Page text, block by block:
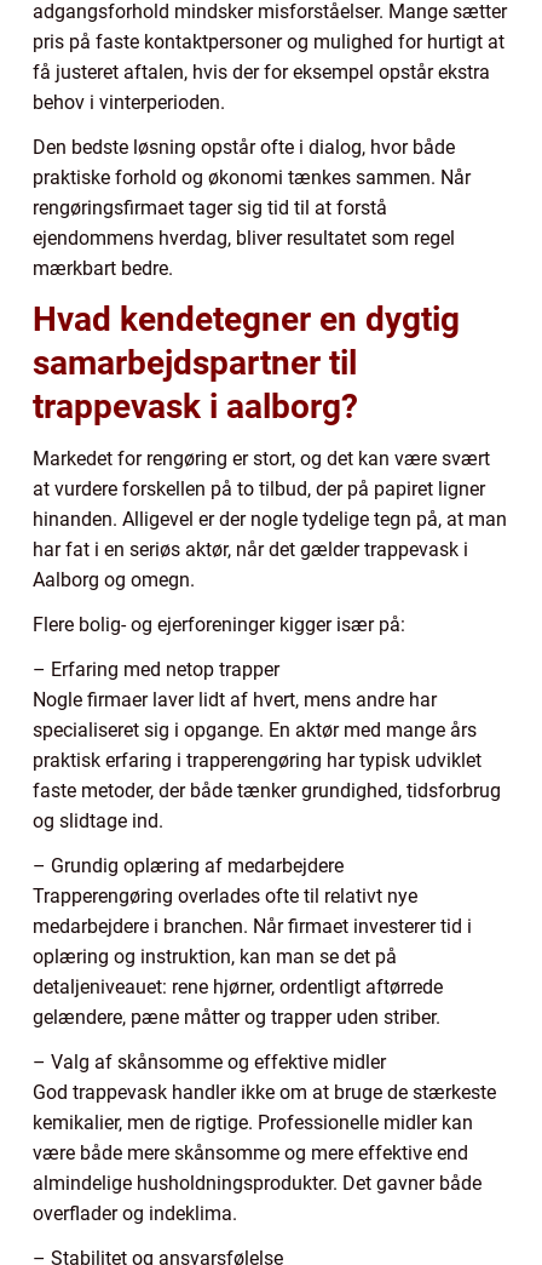
adgangsforhold mindsker misforståelser. Mange sætter
pris på faste kontaktpersoner og mulighed for hurtigt at
få justeret aftalen, hvis der for eksempel opstår ekstra
behov i vinterperioden.
Den bedste løsning opstår ofte i dialog, hvor både
praktiske forhold og økonomi tænkes sammen. Når
rengøringsfirmaet tager sig tid til at forstå
ejendommens hverdag, bliver resultatet som regel
mærkbart bedre.
Hvad kendetegner en dygtig
samarbejdspartner til
trappevask i aalborg?
Markedet for rengøring er stort, og det kan være svært
at vurdere forskellen på to tilbud, der på papiret ligner
hinanden. Alligevel er der nogle tydelige tegn på, at man
har fat i en seriøs aktør, når det gælder trappevask i
Aalborg og omegn.
Flere bolig- og ejerforeninger kigger især på:
– Erfaring med netop trapper
Nogle firmaer laver lidt af hvert, mens andre har
specialiseret sig i opgange. En aktør med mange års
praktisk erfaring i trapperengøring har typisk udviklet
faste metoder, der både tænker grundighed, tidsforbrug
og slidtage ind.
– Grundig oplæring af medarbejdere
Trapperengøring overlades ofte til relativt nye
medarbejdere i branchen. Når firmaet investerer tid i
oplæring og instruktion, kan man se det på
detaljeniveauet: rene hjørner, ordentligt aftørrede
gelændere, pæne måtter og trapper uden striber.
– Valg af skånsomme og effektive midler
God trappevask handler ikke om at bruge de stærkeste
kemikalier, men de rigtige. Professionelle midler kan
være både mere skånsomme og mere effektive end
almindelige husholdningsprodukter. Det gavner både
overflader og indeklima.
– Stabilitet og ansvarsfølelse